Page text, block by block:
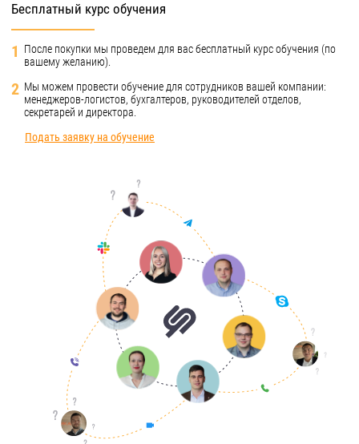
Бесплатный курс обучения
1
После покупки мы проведем для вас бесплатный курс обучения (по
вашему желанию).
2 Мы можем провести обучение для сотрудников вашей компании:
менеджеров-логистов, бухгалтеров, руководителей отделов,
секретарей и директора.
Подать заявку на обучение